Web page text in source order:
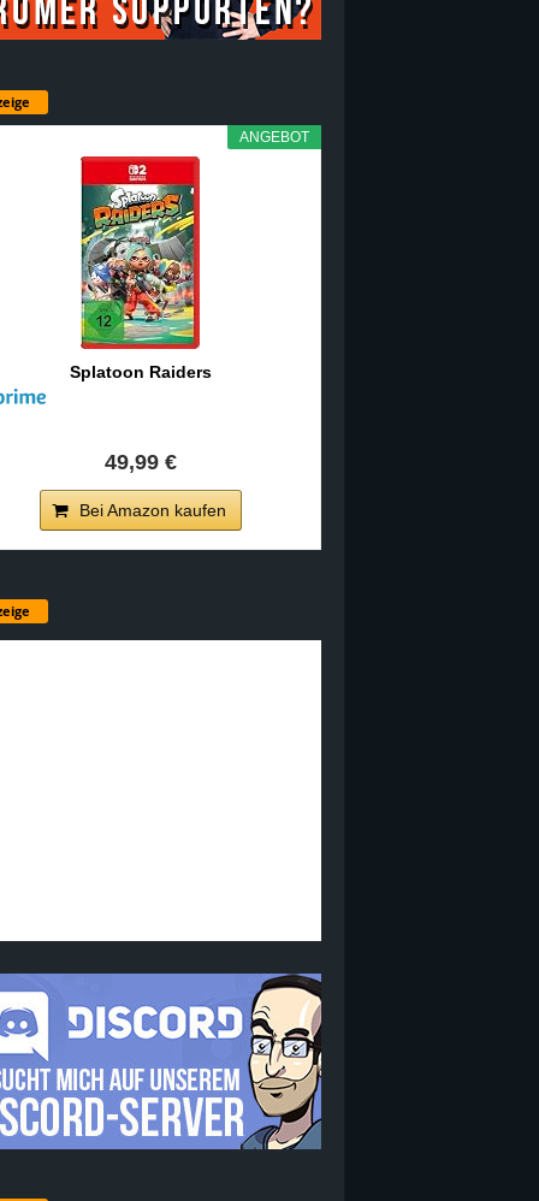
ANGEBOT
Splatoon Raiders
49,99 €
Bei Amazon kaufen